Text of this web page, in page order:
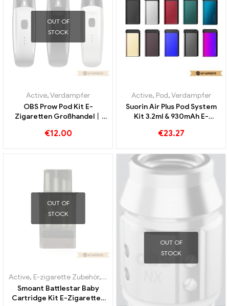
OUT OF
STOCK
Active,Verdampfer
OBS Prow Pod Kit E-
Zigaretten Großhandel丨
€12.00
Active, Pod,Verdampfer
Suorin Air Plus Pod System
Kit 3.2ml & 930mAh E-
Custom
€23.27
OUT OF
STOCK
Active, E-zigarette Zubehör, Verdampfer
Smoant Battlestar Baby
Cartridge Kit E-Zigaretten
OUT OF
STOCK